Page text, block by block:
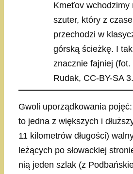
Kmeťov wchodzimy
szuter, który z
przechodzi w
górską ścieżkę. I
znacznie fajniej (fot.
Rudak, CC-BY-SA
Gwoli uporządkowania
to jedna z większych i
11 kilometrów długości)
leżących po słowackiej
nią jeden szlak (z